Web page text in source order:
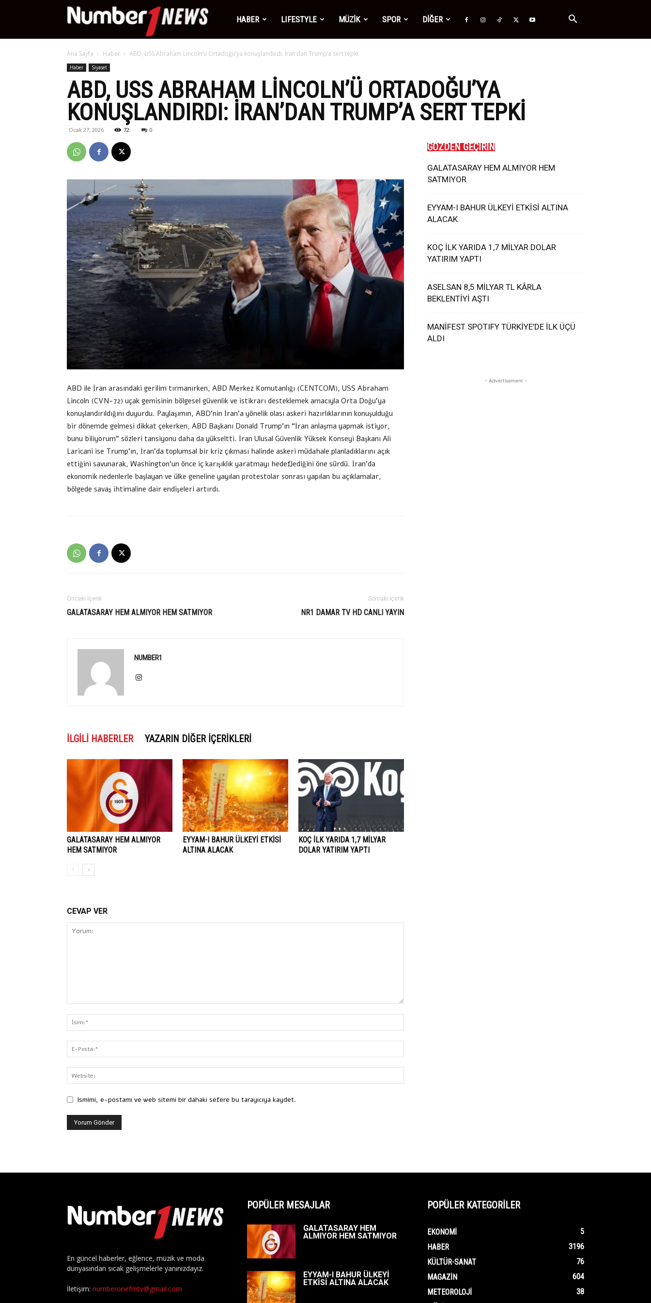
Number1
News
HABER LIFESTYLE MÜZİK SPOR DİĞER
Ana Sayfa Haber ABD, USS Abraham Lincoln’ü Ortadoğu’ya konuşlandırdı: İran’dan Trump’a sert tepki
Haber Siyaset
ABD, USS ABRAHAM LINCOLN’Ü ORTADOĞU’YA
KONUŞLANDIRDI: İRAN’DAN TRUMP’A SERT TEPKI
Ocak 27, 2026 72 0
ABD ile İran arasındaki gerilim tırmanırken, ABD Merkez Komutanlığı (CENTCOM), USS Abraham
Lincoln (CVN-72) uçak gemisinin bölgesel güvenlik ve istikrarı desteklemek amacıyla Orta Doğu’ya
konuşlandırıldığını duyurdu. Paylaşımın, ABD’nin İran’a yönelik olası askeri hazırlıklarının konuşulduğu
bir dönemde gelmesi dikkat çekerken, ABD Başkanı Donald Trump’ın “İran anlaşma yapmak istiyor,
bunu biliyorum” sözleri tansiyonu daha da yükseltti. İran Ulusal Güvenlik Yüksek Konseyi Başkanı Ali
Laricani ise Trump’ın, İran’da toplumsal bir kriz çıkması halinde askeri müdahale planladıklarını açık
ettiğini savunarak, Washington’un önce iç karışıklık yaratmayı hedeflediğini öne sürdü. İran’da
ekonomik nedenlerle başlayan ve ülke geneline yayılan protestolar sonrası yapılan bu açıklamalar,
bölgede savaş ihtimaline dair endişeleri artırdı.
Önceki İçerik
GALATASARAY HEM ALMIYOR HEM SATMIYOR
Sonraki İçerik
NR1 DAMAR TV HD CANLI YAYIN
NUMBER1
İLGILI HABERLER YAZARIN DIĞER İÇERIKLERI
GALATASARAY HEM ALMIYOR
HEM SATMIYOR
EYYAM-I BAHUR ÜLKEYİ ETKİSİ
ALTINA ALACAK
KOÇ İLK YARIDA 1,7 MİLYAR
DOLAR YATIRIM YAPTI
CEVAP VER
Ismimi, e-postamı ve web sitemi bir dahaki sefere bu tarayıcıya kaydet.
GÖZDEN GEÇİRİN
GALATASARAY HEM ALMIYOR HEM
SATMIYOR
EYYAM-I BAHUR ÜLKEYİ ETKİSİ ALTINA
ALACAK
KOÇ İLK YARIDA 1,7 MİLYAR DOLAR
YATIRIM YAPTI
ASELSAN 8,5 MİLYAR TL KÂRLA
BEKLENTİYİ AŞTI
MANİFEST SPOTIFY TÜRKİYE’DE İLK ÜÇÜ
ALDI
- Advertisement -
En güncel haberler, eğlence, müzik ve moda
dünyasından sıcak gelişmelerle yanınızdayız.
İletişim: numberonefmtv@gmail.com
POPÜLER MESAJLAR
GALATASARAY HEM
ALMIYOR HEM SATMIYOR
EYYAM-I BAHUR ÜLKEYİ
ETKİSİ ALTINA ALACAK
POPÜLER KATEGORİLER
EKONOMI
5
HABER
3196
KÜLTÜR-SANAT
76
MAGAZIN
604
METEOROLOJI
38